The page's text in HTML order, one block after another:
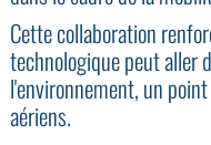
Cette collaboration
technologique peut aller
l'environnement, un
aériens.